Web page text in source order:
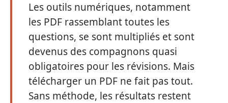
Les outils numériques, notamment
les PDF rassemblant toutes les
questions, se sont multipliés et sont
devenus des compagnons quasi
obligatoires pour les révisions. Mais
télécharger un PDF ne fait pas tout.
Sans méthode, les résultats restent